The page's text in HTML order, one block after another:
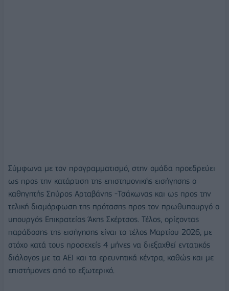
Σύμφωνα με τον προγραμματισμό, στην ομάδα προεδρεύει
ως προς την κατάρτιση της επιστημονικής εισήγησης ο
καθηγητής Σπύρος Αρταβάνης -Τσάκωνας και ως προς την
τελική διαμόρφωση της πρότασης προς τον πρωθυπουργό ο
υπουργός Επικρατείας Άκης Σκέρτσος. Τέλος, ορίζοντας
παράδοσης της εισήγησης είναι το τέλος Μαρτίου 2026, με
στόχο κατά τους προσεχείς 4 μήνες να διεξαχθεί εντατικός
διάλογος με τα ΑΕΙ και τα ερευνητικά κέντρα, καθώς και με
επιστήμονες από το εξωτερικό.